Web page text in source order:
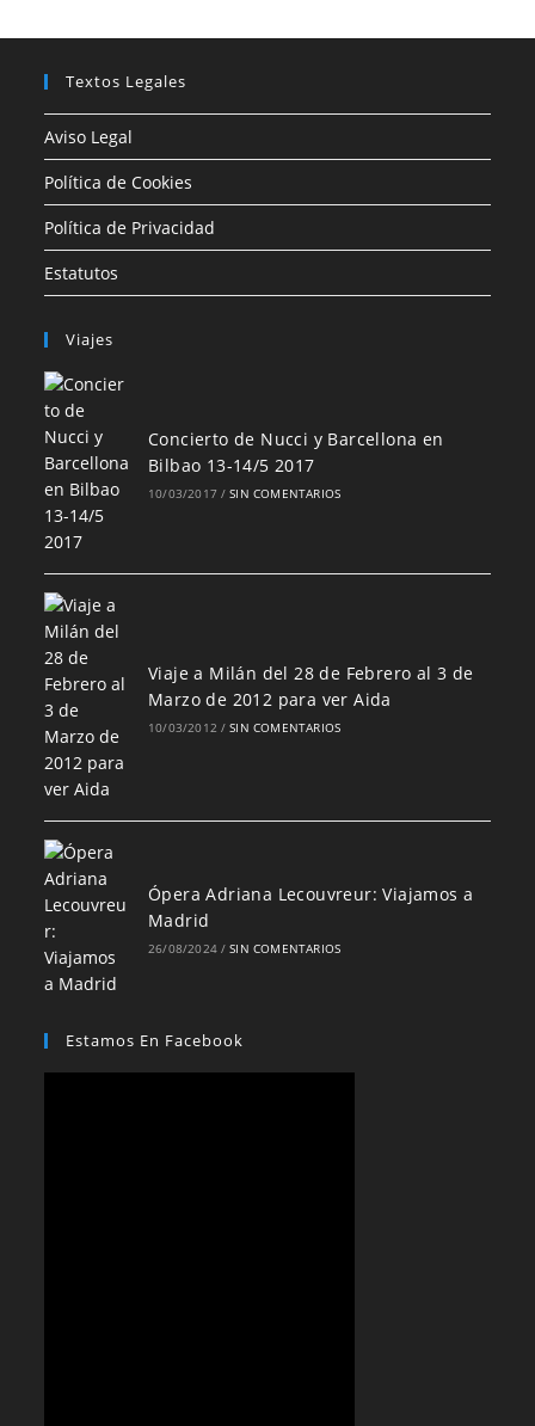
Textos Legales
Aviso Legal
Política de Cookies
Política de Privacidad
Estatutos
Viajes
Concierto de Nucci y Barcellona en
Bilbao 13-14/5 2017
10/03/2017 / SIN COMENTARIOS
Viaje a Milán del 28 de Febrero al 3 de
Marzo de 2012 para ver Aida
10/03/2012 / SIN COMENTARIOS
Ópera Adriana Lecouvreur: Viajamos a
Madrid
26/08/2024 / SIN COMENTARIOS
Estamos En Facebook